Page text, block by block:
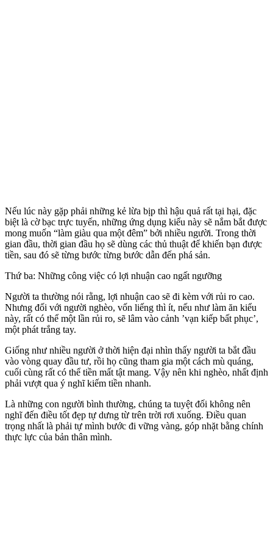
Nếu lúc này gặp phải những kẻ lừa bịp thì hậu quả rất tại hại, đặc
biệt là cờ bạc trực tuyến, những ứng dụng kiểu này sẽ nắm bắt được
mong muốn “làm giàu qua một đêm” bởi nhiều người. Trong thời
gian đầu, thời gian đầu họ sẽ dùng các thủ thuật để khiến bạn được
tiền, sau đó sẽ từng bước từng bước dẫn đến phá sản.
Thứ ba: Những công việc có lợi nhuận cao ngất ngưỡng
Người ta thường nói rằng, lợi nhuận cao sẽ đi kèm với rủi ro cao.
Nhưng đối với người nghèo, vốn liếng thì ít, nếu như làm ăn kiểu
này, rất có thể một lần rủi ro, sẽ lâm vào cảnh ’vạn kiếp bất phục’,
một phát trắng tay.
Giống như nhiều người ở thời hiện đại nhìn thấy người ta bắt đầu
vào vòng quay đầu tư, rồi họ cũng tham gia một cách mù quáng,
cuối cùng rất có thể tiền mất tật mang. Vậy nên khi nghèo, nhất định
phải vượt qua ý nghĩ kiếm tiền nhanh.
Là những con người bình thường, chúng ta tuyệt đối không nên
nghĩ đến điều tốt đẹp tự dưng từ trên trời rơi xuống. Điều quan
trọng nhất là phải tự mình bước đi vững vàng, góp nhặt bằng chính
thực lực của bản thân mình.